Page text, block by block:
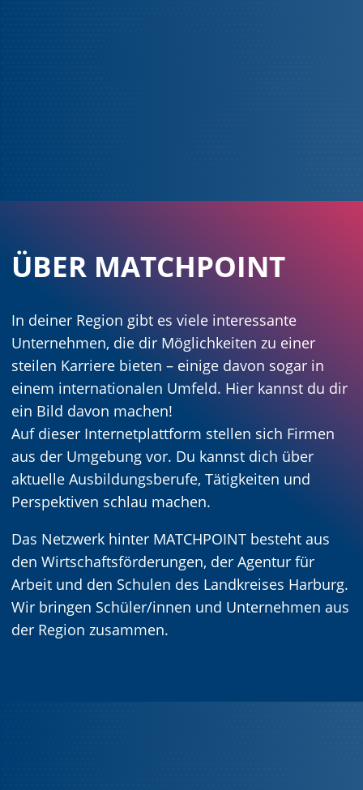
ÜBER MATCHPOINT
In deiner Region gibt es viele interessante
Unternehmen, die dir Möglichkeiten zu einer
steilen Karriere bieten – einige davon sogar in
einem internationalen Umfeld. Hier kannst du dir
ein Bild davon machen!
Auf dieser Internetplattform stellen sich Firmen
aus der Umgebung vor. Du kannst dich über
aktuelle Ausbildungsberufe, Tätigkeiten und
Perspektiven schlau machen.
Das Netzwerk hinter MATCHPOINT besteht aus
den Wirtschaftsförderungen, der Agentur für
Arbeit und den Schulen des Landkreises Harburg.
Wir bringen Schüler/innen und Unternehmen aus
der Region zusammen.